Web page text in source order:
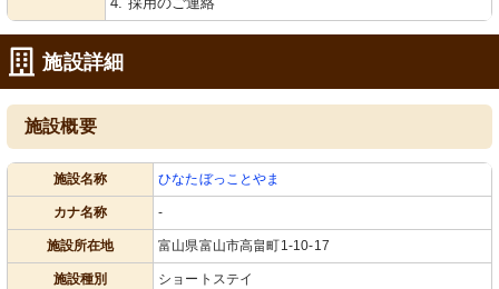
施設詳細
施設概要
施設名称 ひなたぼっことやま
カナ名称 -
施設所在地 富山県富山市高畠町1-10-17
施設種別 ショートステイ